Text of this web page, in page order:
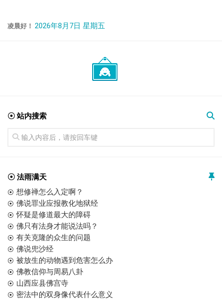
凌晨好！ 2026年8月7日 星期五
☉ 站内搜索
☉ 法雨满天
想修禅怎么入定啊？
佛说罪业应报教化地狱经
怀疑是修道最大的障碍
佛只有法身才能说法吗？
有关克隆的众生的问题
佛说兜沙经
被放生的动物遇到危害怎么办
佛教信仰与周易八卦
山西应县佛宫寺
密法中的双身像代表什么意义